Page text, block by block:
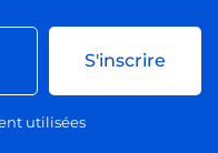
S'inscrire
utilisées